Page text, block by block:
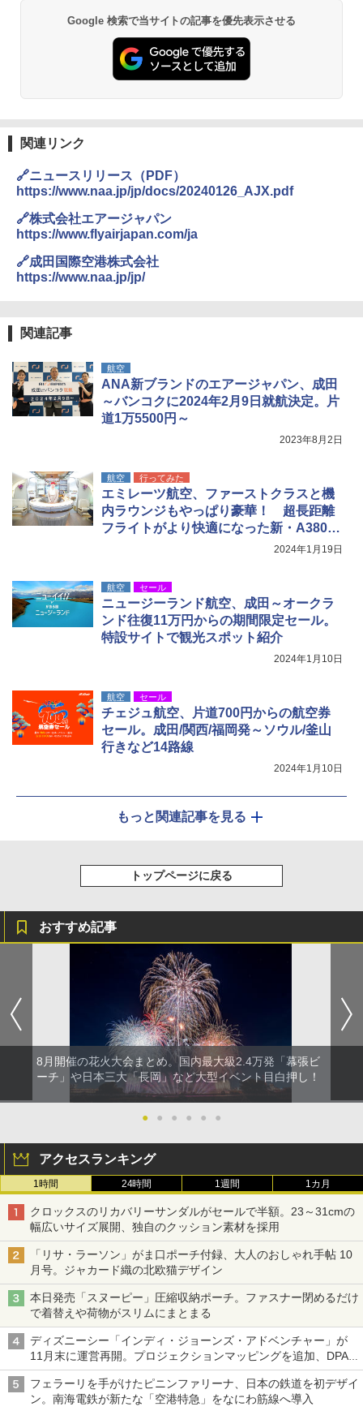
コンパクト 保冷力長持ち
￥2,980
熊撃退スプレー 熊よけスプレー 熊スプレー
関の購入実績 登山・キャンプ・アウトドア・
防災用品 長期保存可能 緊急時用 日本国内発
送
￥3,680
DEWEL パラソル 大型 ビーチ アウトドアパ
ラソル ガーデン サイトシート付 折りたたみ
ポインターライト 強力 小型 緑色/赤色/青紫色
USB充電式 高精度 超長距離照射 長時間使用
可能 安全ロック付き 高安全性 金属製耐久 コ
ンパクト多機能設計 持ち運び便利 アウトド
ア/オフィス/教育現場/展示会用 緑
￥1,180
Google 検索で当サイトの記事を優先表示させる
関連リンク
🔗ニュースリリース（PDF）
https://www.naa.jp/jp/docs/20240126_AJX.pdf
🔗株式会社エアージャパン
https://www.flyairjapan.com/ja
🔗成田国際空港株式会社
https://www.naa.jp/jp/
関連記事
航空
ANA新ブランドのエアージャパン、成田
～バンコクに2024年2月9日就航決定。片
道1万5500円～
2023年8月2日
航空 行ってみた
エミレーツ航空、ファーストクラスと機
内ラウンジもやっぱり豪華！ 超長距離
フライトがより快適になった新・A380型
2024年1月19日
航空 セール
ニュージーランド航空、成田～オークラ
ンド往復11万円からの期間限定セール。
特設サイトで観光スポット紹介
2024年1月10日
航空 セール
チェジュ航空、片道700円からの航空券
セール。成田/関西/福岡発～ソウル/釜山
行きなど14路線
2024年1月10日
もっと関連記事を見る
トップページに戻る
おすすめ記事
8月開催の花火大会まとめ。国内最大級2.4万発「幕張ビ
ーチ」や日本三大「長岡」など大型イベント目白押し！
● ● ● ● ● ●
アクセスランキング
1時間 24時間 1週間 1カ月
クロックスのリカバリーサンダルがセールで半額。23～31cmの
幅広いサイズ展開、独自のクッション素材を採用
「リサ・ラーソン」がま口ポーチ付録、大人のおしゃれ手帖 10
月号。ジャカード織の北欧猫デザイン
本日発売「スヌーピー」圧縮収納ポーチ。ファスナー閉めるだけ
で着替えや荷物がスリムにまとまる
ディズニーシー「インディ・ジョーンズ・アドベンチャー」が
11月末に運営再開。プロジェクションマッピングを追加、DPA
は1500円
フェラーリを手がけたピニンファリーナ、日本の鉄道を初デザイ
ン。南海電鉄が新たな「空港特急」をなにわ筋線へ導入